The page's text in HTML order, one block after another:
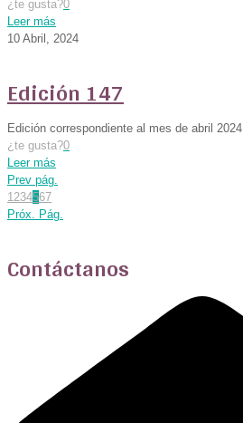
¿te gusta?0
Leer más
10 Abril, 2024
Edición 147
Edición correspondiente al mes de abril 2024
¿te gusta?0
Leer más
Prev pág.
1234567
Próx. Pág.
Contáctanos